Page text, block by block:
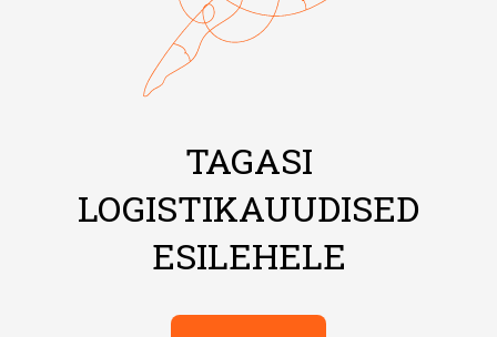
TAGASI
LOGISTIKAUUDISED
ESILEHELE